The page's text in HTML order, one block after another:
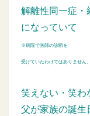
解離性同一症・
になっていて
※病院で医師の診断を
受けていたわけではありません。
笑えない・笑わ
父が家族の誕生